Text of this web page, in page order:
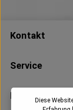
Kontakt
Service
Information
Diese